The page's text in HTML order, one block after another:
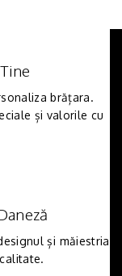
brățara.
și valorile cu
și măiestria